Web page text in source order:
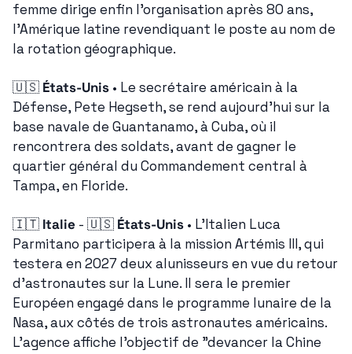
femme dirige enfin l'organisation après 80 ans,
l'Amérique latine revendiquant le poste au nom de
la rotation géographique.
🇺🇸 États-Unis • Le secrétaire américain à la
Défense, Pete Hegseth, se rend aujourd'hui sur la
base navale de Guantanamo, à Cuba, où il
rencontrera des soldats, avant de gagner le
quartier général du Commandement central à
Tampa, en Floride.
🇮🇹 Italie - 🇺🇸 États-Unis • L'Italien Luca
Parmitano participera à la mission Artémis III, qui
testera en 2027 deux alunisseurs en vue du retour
d'astronautes sur la Lune. Il sera le premier
Européen engagé dans le programme lunaire de la
Nasa, aux côtés de trois astronautes américains.
L'agence affiche l'objectif de "devancer la Chine